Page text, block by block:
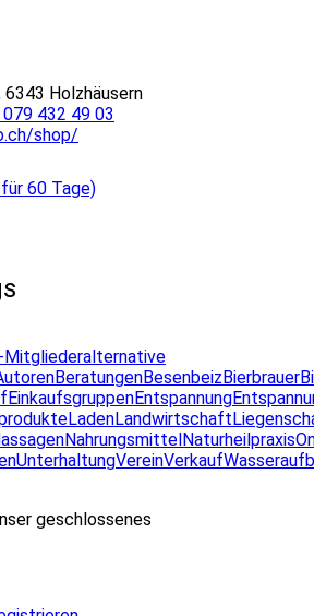
Holzhäusern
432 49 03
shop/
60 Tage)
Mitgliederalternative
BeratungenBesenbeizBierbrauer
EinkaufsgruppenEntspannung
LadenLandwirtschaft
NahrungsmittelNaturheilpraxis
UnterhaltungVereinVerkauf
geschlossenes